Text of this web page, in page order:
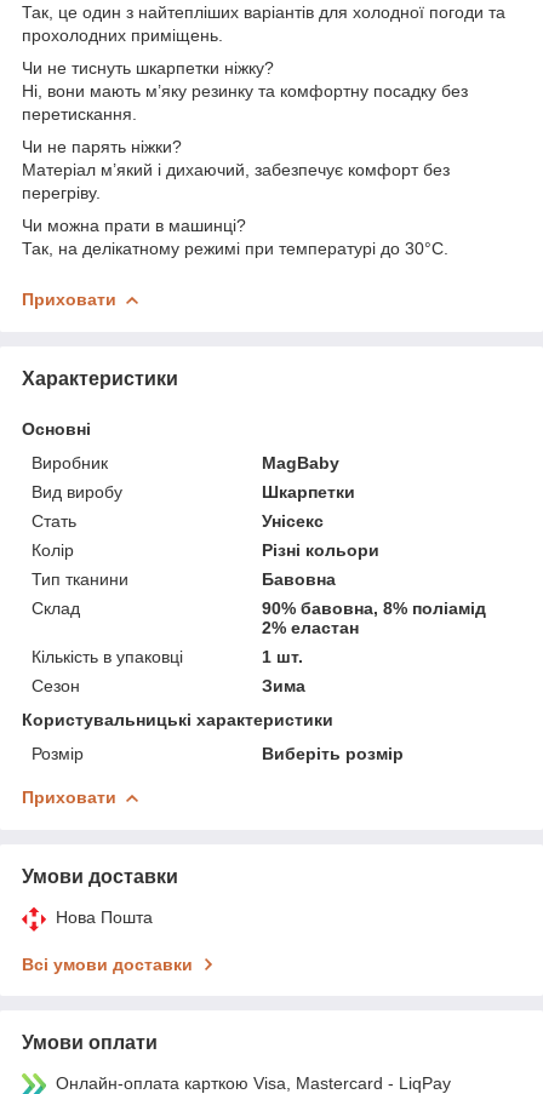
Так, це один з найтепліших варіантів для холодної погоди та
прохолодних приміщень.
Чи не тиснуть шкарпетки ніжку?
Ні, вони мають м’яку резинку та комфортну посадку без
перетискання.
Чи не парять ніжки?
Матеріал м’який і дихаючий, забезпечує комфорт без
перегріву.
Чи можна прати в машинці?
Так, на делікатному режимі при температурі до 30°C.
Приховати
Характеристики
Основні
Виробник
MagBaby
Вид виробу
Шкарпетки
Стать
Унісекс
Колір
Різні кольори
Тип тканини
Бавовна
Склад
90% бавовна, 8% поліамід
2% еластан
Кількість в упаковці
1 шт.
Сезон
Зима
Користувальницькі характеристики
Розмір
Виберіть розмір
Приховати
Умови доставки
Нова Пошта
Всі умови доставки
Умови оплати
Онлайн-оплата карткою Visa, Mastercard - LiqPay